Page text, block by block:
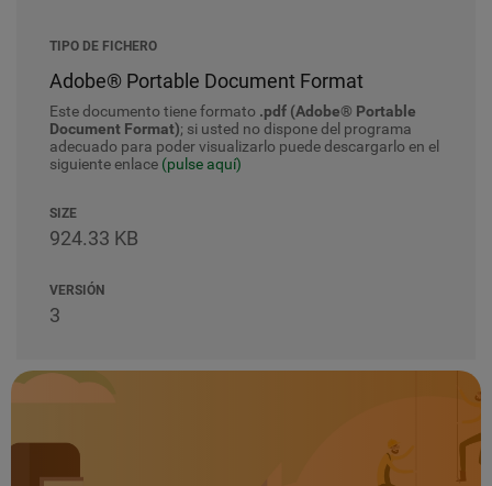
TIPO DE FICHERO
Adobe® Portable Document Format
Este documento tiene formato .pdf (Adobe® Portable
Document Format); si usted no dispone del programa
adecuado para poder visualizarlo puede descargarlo en el
siguiente enlace (pulse aquí)
SIZE
924.33 KB
VERSIÓN
3